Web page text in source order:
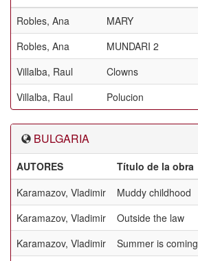
Robles, Ana
MARY
Robles, Ana
MUNDARI 2
Villalba, Raul
Clowns
Villalba, Raul
Polucion
BULGARIA
AUTORES Título de la obra
Karamazov, Vladimir
Muddy childhood
Karamazov, Vladimir
Outside the law
Karamazov, Vladimir
Summer is coming